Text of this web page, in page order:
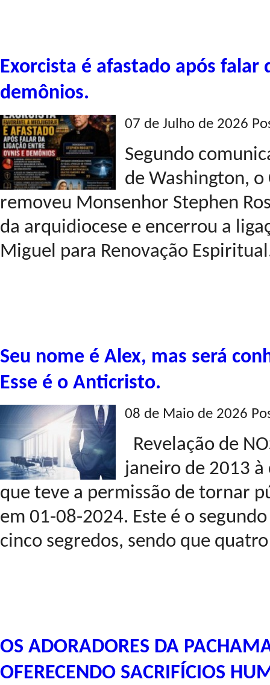
Exorcista é afastado após falar
demônios.
07 de Julho de 2026
Segundo
de Washington,
removeu Monsenhor Stephen
da arquidiocese e encerrou a
Miguel para Renovação
Seu nome é Alex, mas será
Esse é o Anticristo.
08 de Maio de 2026
Revelação de
janeiro de 2013 à
que teve a permissão de tornar
em 01-08-2024. Este é o
cinco segredos, sendo que
OS ADORADORES DA
OFERECENDO SACRIFÍCIOS